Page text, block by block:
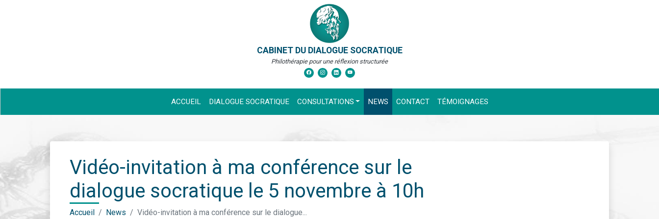
CABINET DU DIALOGUE SOCRATIQUE
Philothérapie pour une réflexion structurée
ACCUEIL DIALOGUE SOCRATIQUE CONSULTATIONS NEWS CONTACT TÉMOIGNAGES
Vidéo-invitation à ma conférence sur le
dialogue socratique le 5 novembre à 10h
Accueil News Vidéo-invitation à ma conférence sur le dialogue...